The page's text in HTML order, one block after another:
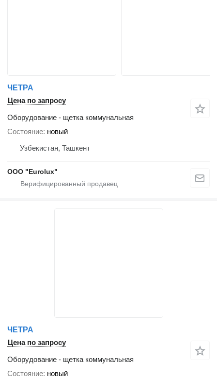
ЧЕТРА
Цена по запросу
Оборудование - щетка коммунальная
Состояние новый
Узбекистан, Ташкент
ООО "Eurolux"
ЧЕТРА
Цена по запросу
Оборудование - щетка коммунальная
Состояние новый